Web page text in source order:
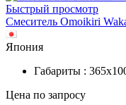
Быстрый просмотр
Смеситель Omoikiri
Япония
Габариты :
Цена по запросу